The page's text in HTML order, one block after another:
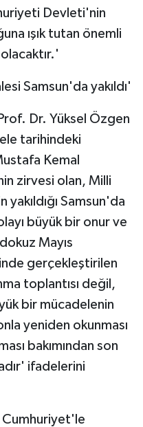
Devleti'nin
ışık tutan önemli
Samsun'da yakıldı'
Dr. Yüksel Özgen
tarihindeki
Kemal
zirvesi olan, Milli
Samsun'da
büyük bir onur ve
Mayıs
gerçekleştirilen
toplantısı değil,
bir mücadelenin
yeniden okunması
bakımından son
ifadelerini
Cumhuriyet'le